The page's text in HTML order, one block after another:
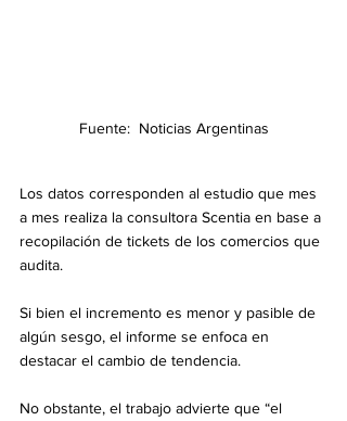
Fuente:  Noticias Argentinas
Los datos corresponden al estudio que mes
a mes realiza la consultora Scentia en base a
recopilación de tickets de los comercios que
audita.
Si bien el incremento es menor y pasible de
algún sesgo, el informe se enfoca en
destacar el cambio de tendencia.
No obstante, el trabajo advierte que “el